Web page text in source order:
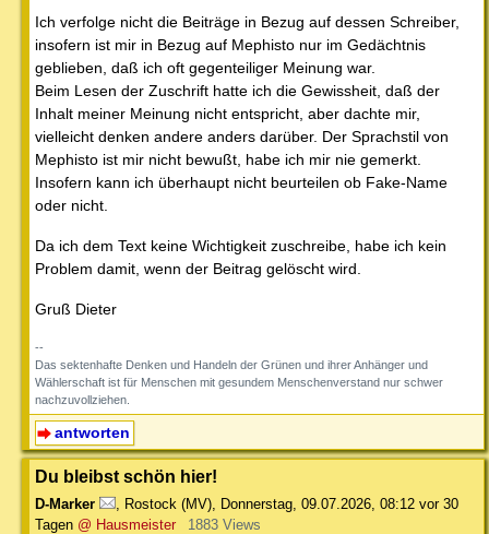
Ich verfolge nicht die Beiträge in Bezug auf dessen Schreiber,
insofern ist mir in Bezug auf Mephisto nur im Gedächtnis
geblieben, daß ich oft gegenteiliger Meinung war.
Beim Lesen der Zuschrift hatte ich die Gewissheit, daß der
Inhalt meiner Meinung nicht entspricht, aber dachte mir,
vielleicht denken andere anders darüber. Der Sprachstil von
Mephisto ist mir nicht bewußt, habe ich mir nie gemerkt.
Insofern kann ich überhaupt nicht beurteilen ob Fake-Name
oder nicht.
Da ich dem Text keine Wichtigkeit zuschreibe, habe ich kein
Problem damit, wenn der Beitrag gelöscht wird.
Gruß Dieter
--
Das sektenhafte Denken und Handeln der Grünen und ihrer Anhänger und
Wählerschaft ist für Menschen mit gesundem Menschenverstand nur schwer
nachzuvollziehen.
antworten
Du bleibst schön hier!
D-Marker Rostock (MV) Donnerstag, 09.07.2026, 08:12 vor 30
Tagen @ Hausmeister 1883 Views